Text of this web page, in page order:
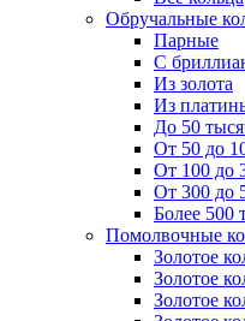
Обручальные
Парные
С
Из золота
Из
До 50
От 50 до
От 100 до
От 300 до
Более 500
Помолвочные
Золотое
Золотое
Золотое